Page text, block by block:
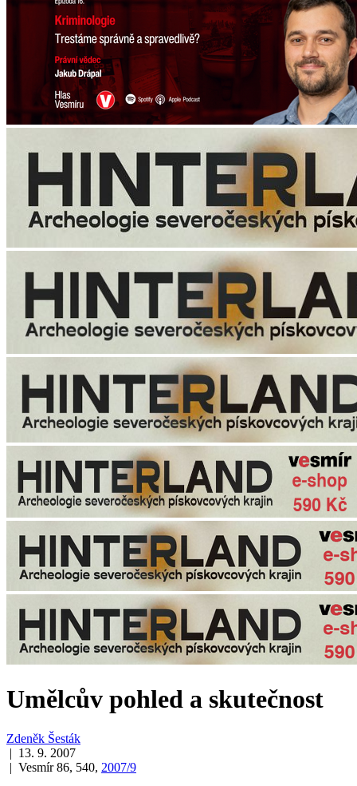
Umělcův pohled a skutečnost
Zdeněk Šesták
| 13. 9. 2007
| Vesmír 86, 540, 2007/9